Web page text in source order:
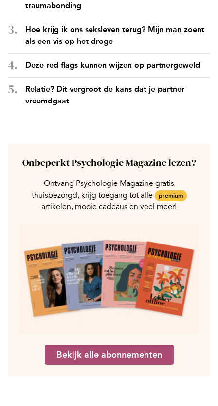
traumabonding
Hoe krijg ik ons seksleven terug? Mijn man zoent
als een vis op het droge
Deze red flags kunnen wijzen op partnergeweld
Relatie? Dit vergroot de kans dat je partner
vreemdgaat
Onbeperkt Psychologie Magazine lezen?
Ontvang Psychologie Magazine gratis
thuisbezorgd, krijg toegang tot alle
premium
artikelen, mooie cadeaus en veel meer!
Bekijk alle abonnementen